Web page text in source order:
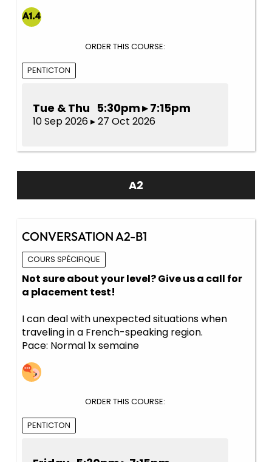
ORDER THIS COURSE:
PENTICTON
Tue & Thu 5:30pm ▸ 7:15pm
10 Sep 2026 ▸ 27 Oct 2026
A2
CONVERSATION A2-B1
COURS SPÉCIFIQUE
Not sure about your level? Give us a call for
a placement test!
I can deal with unexpected situations when
traveling in a French-speaking region.
Pace: Normal 1x semaine
ORDER THIS COURSE:
PENTICTON